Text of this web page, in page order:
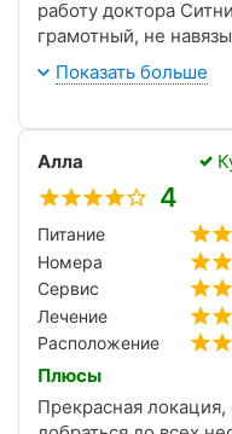
работу доктора
грамотный, не
но предлагает,
Владимировна
эффективно, все
водных
питание
столовой работают
была уборка
сотрудникам!!!
Показать больше
Алла
4
Питание
Номера
Сервис
Лечение
Расположение
Плюсы
Прекрасная